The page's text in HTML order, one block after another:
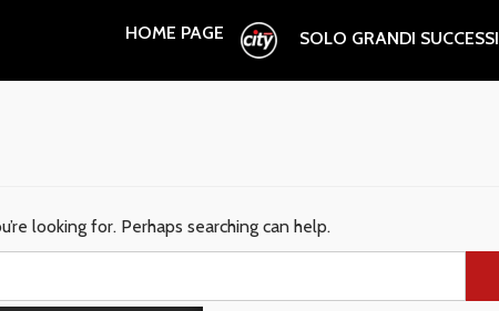
HOME PAGE SOLO GRANDI SUCCESSI
looking for. Perhaps searching can help.